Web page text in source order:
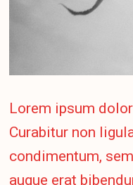
Lorem ipsum
Curabitur non
condimentum,
augue erat